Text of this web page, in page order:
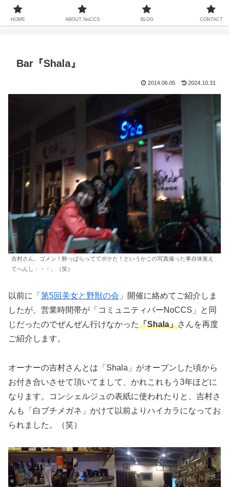
中国での暮らしは13年ちょい、家族も中国人、これまで関わってきた中国との
20年以上をコンセプトなしでお届けするサイト
Bar『Shala』
2014.06.05 2024.10.31
吉村さん、ゴメン！酔っぱらっててボケた！というかこの写真撮った事自体覚え
てへんし・・・。（笑）
以前に「 第5回美女と野獣の会 」開催に絡めてご紹介しま
したが、営業時間帯が「コミュニティバーNoCCS」と同
じだったのでぜんぜん行けなかった「Shala」さんを再度
ご紹介します。
オーナーの吉村さんとは「Shala」がオープンした頃から
お付き合いさせて頂いてまして、かれこれもう3年ほどに
なります。コンシェルジュの表紙に使われたりと、吉村さ
んも「白ブチメガネ」かけて以前よりハイカラになってお
られました。（笑）
HOME ABOUT NoCCS BLOG CONTACT